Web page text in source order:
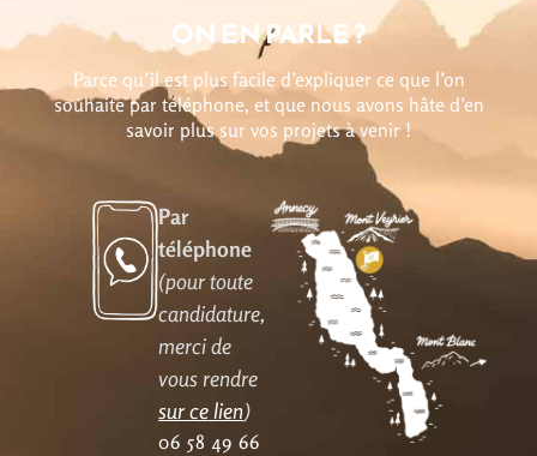
ON EN PARLE ?
Parce qu’il est plus facile d’expliquer ce que l’on
souhaite par téléphone, et que nous avons hâte d’en
savoir plus sur vos projets à venir !
Par
téléphone
(pour toute
candidature,
merci de
vous rendre
sur ce lien)
06 58 49 66